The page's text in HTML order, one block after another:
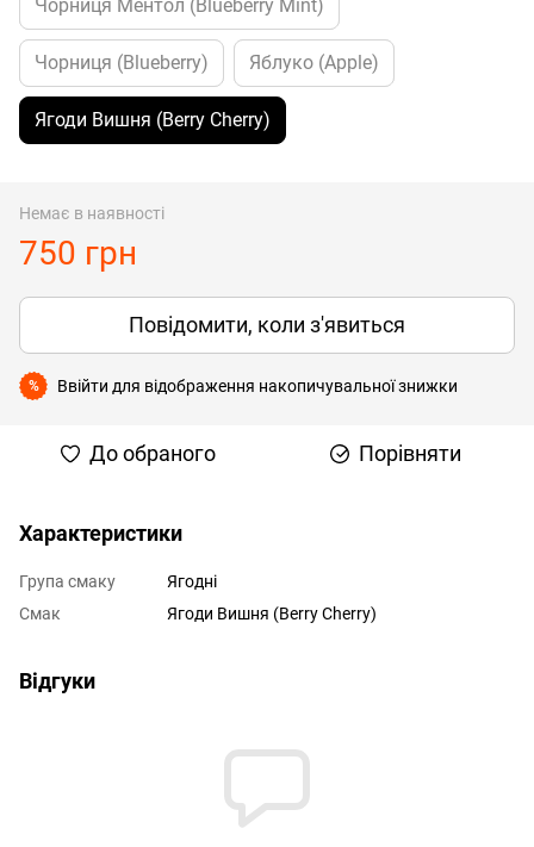
Чорниця Ментол (Blueberry Mint)
Чорниця (Blueberry) Яблуко (Apple)
Ягоди Вишня (Berry Cherry)
Немає в наявності
750 грн
Повідомити, коли з'явиться
% Ввійти для відображення накопичувальної знижки
До обраного Порівняти
Характеристики
Група смаку
Ягодні
Смак
Ягоди Вишня (Berry Cherry)
Відгуки